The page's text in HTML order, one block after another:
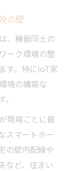
の壁
、機器同士の
ーク環境の整
す。特にIoT家
境の構築な
現場ごとに最
スマートホー
の壁内配線や
など、住まい